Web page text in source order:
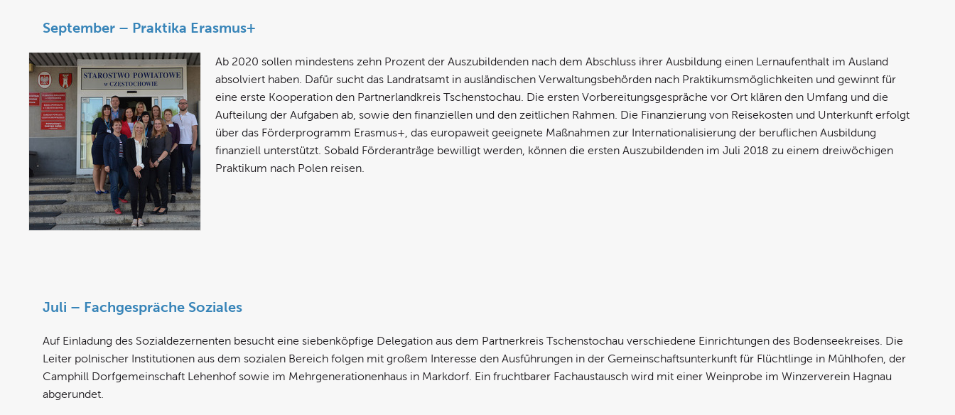
September – Praktika Erasmus+
Ab 2020 sollen mindestens zehn Prozent der Auszubildenden nach dem Abschluss ihrer Ausbildung einen Lernaufenthalt im Ausland
absolviert haben. Dafür sucht das Landratsamt in ausländischen Verwaltungsbehörden nach Praktikumsmöglichkeiten und gewinnt für
eine erste Kooperation den Partnerlandkreis Tschenstochau. Die ersten Vorbereitungsgespräche vor Ort klären den Umfang und die
Aufteilung der Aufgaben ab, sowie den finanziellen und den zeitlichen Rahmen. Die Finanzierung von Reisekosten und Unterkunft erfolgt
über das Förderprogramm Erasmus+, das europaweit geeignete Maßnahmen zur Internationalisierung der beruflichen Ausbildung
finanziell unterstützt. Sobald Förderanträge bewilligt werden, können die ersten Auszubildenden im Juli 2018 zu einem dreiwöchigen
Praktikum nach Polen reisen.
Juli – Fachgespräche Soziales
Auf Einladung des Sozialdezernenten besucht eine siebenköpfige Delegation aus dem Partnerkreis Tschenstochau verschiedene Einrichtungen des Bodenseekreises. Die
Leiter polnischer Institutionen aus dem sozialen Bereich folgen mit großem Interesse den Ausführungen in der Gemeinschaftsunterkunft für Flüchtlinge in Mühlhofen, der
Camphill Dorfgemeinschaft Lehenhof sowie im Mehrgenerationenhaus in Markdorf. Ein fruchtbarer Fachaustausch wird mit einer Weinprobe im Winzerverein Hagnau
abgerundet.